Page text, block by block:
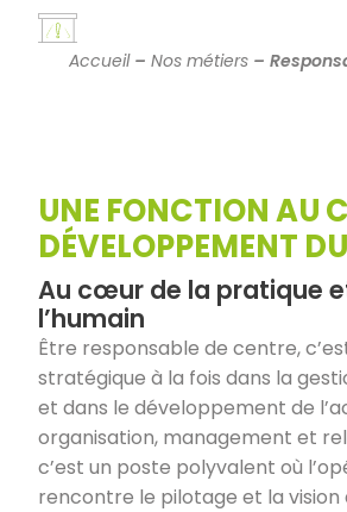
Accueil– Nos métiers–
UNE FONCTION AU
DÉVELOPPEMENT
Au cœur de la pratique
l’humain
Être responsable de centre,
stratégique à la fois dans la
et dans le développement de
organisation, management et
c’est un poste polyvalent où
rencontre le pilotage et la vision